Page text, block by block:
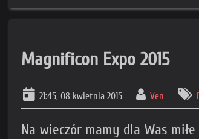
Magnificon Expo 2015
21:45, 08 kwietnia 2015 Ven
Na wieczór mamy dla Was